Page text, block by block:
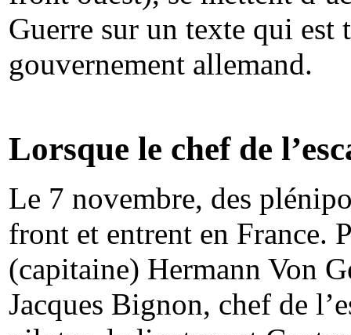
Guerre sur un texte qui est
gouvernement allemand.
Lorsque le chef de
Le 7 novembre, des
front et entrent en France.
(capitaine) Hermann Von
Jacques Bignon, chef de